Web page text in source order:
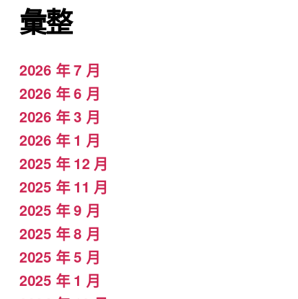
彙整
2026 年 7 月
2026 年 6 月
2026 年 3 月
2026 年 1 月
2025 年 12 月
2025 年 11 月
2025 年 9 月
2025 年 8 月
2025 年 5 月
2025 年 1 月